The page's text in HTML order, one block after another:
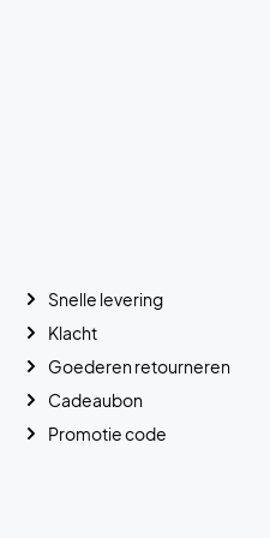
Snelle levering
Klacht
Goederen retourneren
Cadeaubon
Promotie code